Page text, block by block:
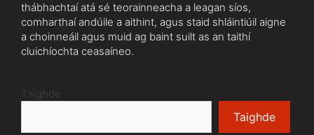
thábhachtaí atá sé teorainneacha a leagan síos,
comharthaí andúile a aithint, agus staid shláintiúil aigne
a choinneáil agus muid ag baint suilt as an taithí
cluichíochta ceasaíneo.
Taighde
Taighde